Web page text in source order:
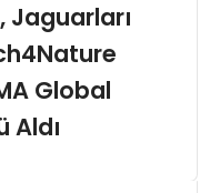
Jaguarları
Global
Aldı